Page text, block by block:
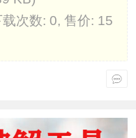
次数: 0, 售价: 15